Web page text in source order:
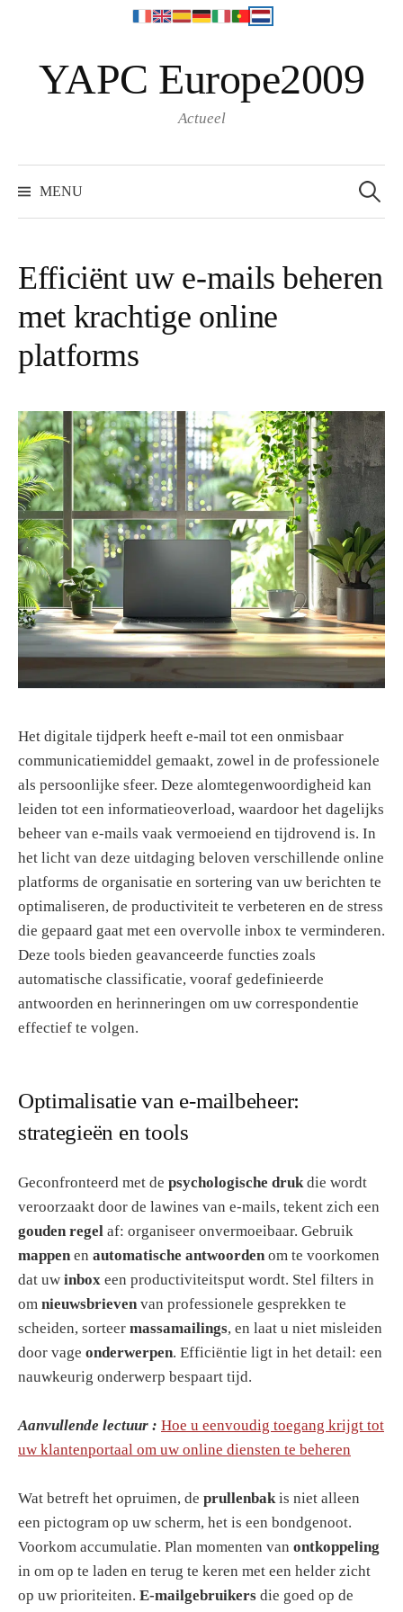
n
h
s
p
i
g
e
n
YAPC Europe2009
Actueel
MENU
e
a
r
Efficiënt uw e-mails beheren
met krachtige online
platforms
Het digitale tijdperk heeft e-mail tot een onmisbaar
communicatiemiddel gemaakt, zowel in de professionele
als persoonlijke sfeer. Deze alomtegenwoordigheid kan
leiden tot een informatieoverload, waardoor het dagelijks
beheer van e-mails vaak vermoeiend en tijdrovend is. In
het licht van deze uitdaging beloven verschillende online
platforms de organisatie en sortering van uw berichten te
optimaliseren, de productiviteit te verbeteren en de stress
die gepaard gaat met een overvolle inbox te verminderen.
Deze tools bieden geavanceerde functies zoals
automatische classificatie, vooraf gedefinieerde
antwoorden en herinneringen om uw correspondentie
effectief te volgen.
Optimalisatie van e-mailbeheer:
strategieën en tools
Geconfronteerd met de psychologische drukdie wordt
veroorzaakt door de lawines van e-mails, tekent zich een
gouden regel af: organiseer onvermoeibaar. Gebruik
mappenen automatische antwoordenom te voorkomen
dat uw inbox een productiviteitsput wordt. Stel filters in
om nieuwsbrievenvan professionele gesprekken te
scheiden, sorteer massamailings, en laat u niet misleiden
door vage onderwerpen. Efficiëntie ligt in het detail: een
nauwkeurig onderwerp bespaart tijd.
Aanvullende lectuur : Hoe u eenvoudig toegang krijgt tot
uw klantenportaal om uw online diensten te beheren
Wat betreft het opruimen, de prullenbakis niet alleen
een pictogram op uw scherm, het is een bondgenoot.
Voorkom accumulatie. Plan momenten van ontkoppeling
in om op te laden en terug te keren met een helder zicht
op uw prioriteiten. E-mailgebruikers die goed op de